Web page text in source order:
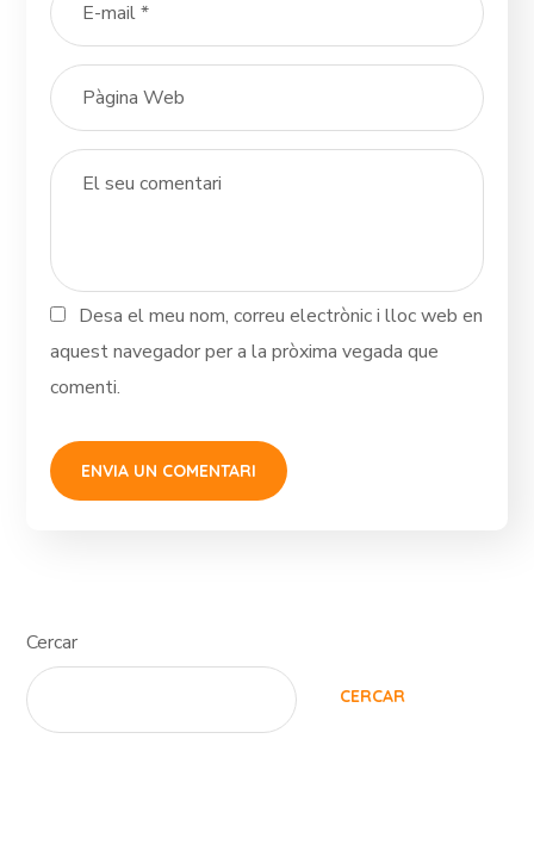
Desa el meu nom, correu electrònic i lloc web en
aquest navegador per a la pròxima vegada que
comenti.
Cercar
CERCAR